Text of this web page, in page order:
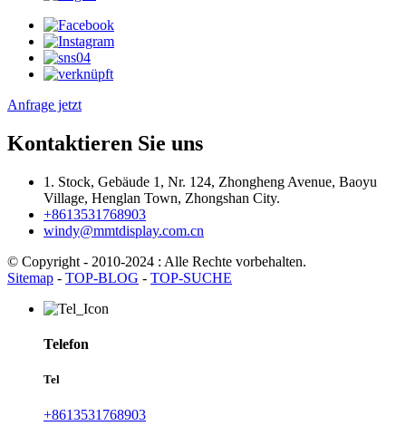
Anfrage jetzt
Kontaktieren Sie uns
1. Stock, Gebäude 1, Nr. 124, Zhongheng Avenue, Baoyu
Village, Henglan Town, Zhongshan City.
+8613531768903
windy@mmtdisplay.com.cn
© Copyright - 2010-2024 : Alle Rechte vorbehalten.
Sitemap - TOP-BLOG - TOP-SUCHE
Telefon
Tel
+8613531768903